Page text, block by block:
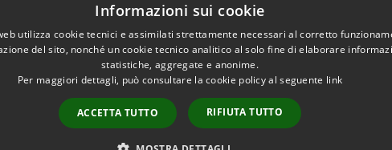
Area Interna
Copyright © 2026 • Comune
Informazioni sui cookie
utilizza cookie tecnici e assimilati strettamente necessari al corretto
del sito, nonché un cookie tecnico analitico al solo fine di elaborare
statistiche, aggregate e anonime.
Per maggiori dettagli, può consultare la cookie policy al seguente link
ACCETTA TUTTO RIFIUTA TUTTO